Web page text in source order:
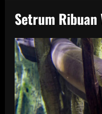
Setrum